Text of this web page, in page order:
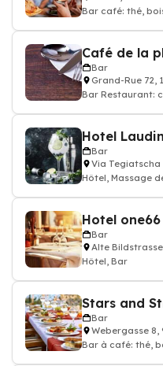
Bar café: thé,
Café de la
Bar
Grand-Rue 72,
Bar Restaurant: café et thé, boisson fraiche,
Hotel
Bar
Via Tegiatscha
Hôtel, Massage
Hotel one66
Bar
Alte Bildstrasse
Hôtel, Bar
Stars and
Bar
Webergasse 8,
Bar à café: thé,